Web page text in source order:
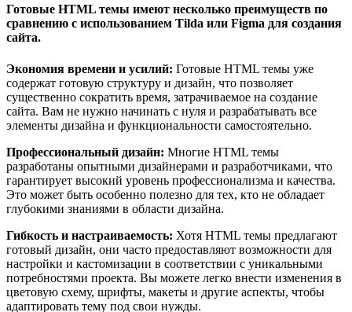
Готовые HTML темы имеют несколько преимуществ по
сравнению с использованием Tilda или Figma для создания
сайта.
Экономия времени и усилий: Готовые HTML темы уже
содержат готовую структуру и дизайн, что позволяет
существенно сократить время, затрачиваемое на создание
сайта. Вам не нужно начинать с нуля и разрабатывать все
элементы дизайна и функциональности самостоятельно.
Профессиональный дизайн: Многие HTML темы
разработаны опытными дизайнерами и разработчиками, что
гарантирует высокий уровень профессионализма и качества.
Это может быть особенно полезно для тех, кто не обладает
глубокими знаниями в области дизайна.
Гибкость и настраиваемость: Хотя HTML темы предлагают
готовый дизайн, они часто предоставляют возможности для
настройки и кастомизации в соответствии с уникальными
потребностями проекта. Вы можете легко внести изменения в
цветовую схему, шрифты, макеты и другие аспекты, чтобы
адаптировать тему под свои нужды.